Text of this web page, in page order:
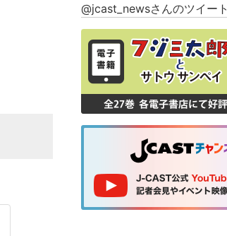
@jcast_newsさんのツイート